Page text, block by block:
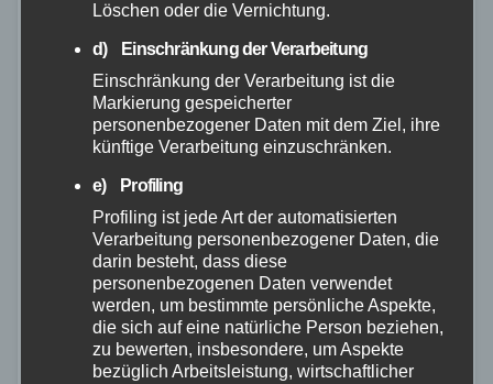
FEUERWEHR POLIZEI RETTUNGSDIENST WESTERWALD
LKW kracht in Renneroder
Brunnenanlage – Zwei Autos beschädigt
1. JULI 2026
Löschen oder die Vernichtung.
d) Einschränkung der Verarbeitung
Einschränkung der Verarbeitung ist die
Markierung gespeicherter
personenbezogener Daten mit dem Ziel, ihre
künftige Verarbeitung einzuschränken.
e) Profiling
Profiling ist jede Art der automatisierten
Verarbeitung personenbezogener Daten, die
darin besteht, dass diese
personenbezogenen Daten verwendet
werden, um bestimmte persönliche Aspekte,
die sich auf eine natürliche Person beziehen,
zu bewerten, insbesondere, um Aspekte
bezüglich Arbeitsleistung, wirtschaftlicher